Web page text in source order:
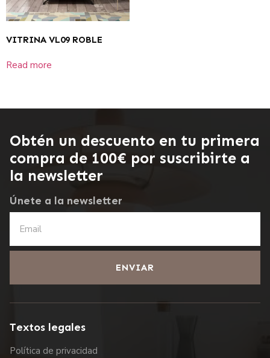
VITRINA VL09 ROBLE
Read more
Obtén un descuento en tu primera
compra de 100€ por suscribirte a
la newsletter
Únete a la newsletter
ENVIAR
Textos legales
Política de privacidad